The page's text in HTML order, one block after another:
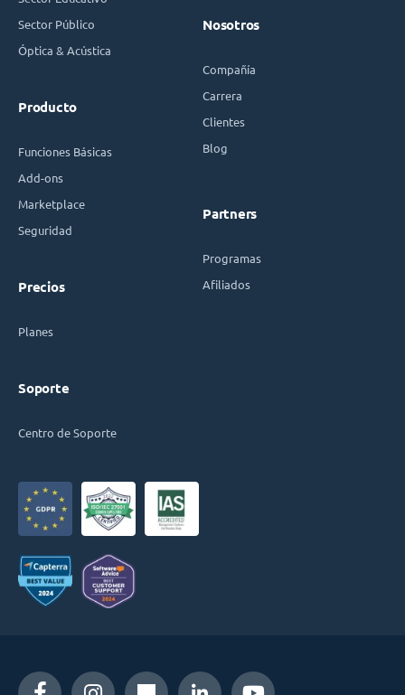
Sector Público
Óptica & Acústica
Producto
Funciones Básicas
Add-ons
Marketplace
Seguridad
Precios
Planes
Soporte
Centro de Soporte
Nosotros
Compañía
Carrera
Clientes
Blog
Partners
Programas
Afiliados